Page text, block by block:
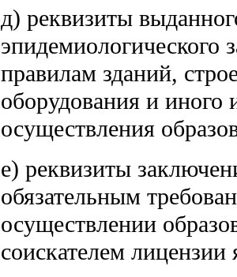
д) реквизиты
эпидемиологического
правилам зданий,
оборудования и
осуществления
е) реквизиты
обязательным
осуществлении
соискателем лицензии